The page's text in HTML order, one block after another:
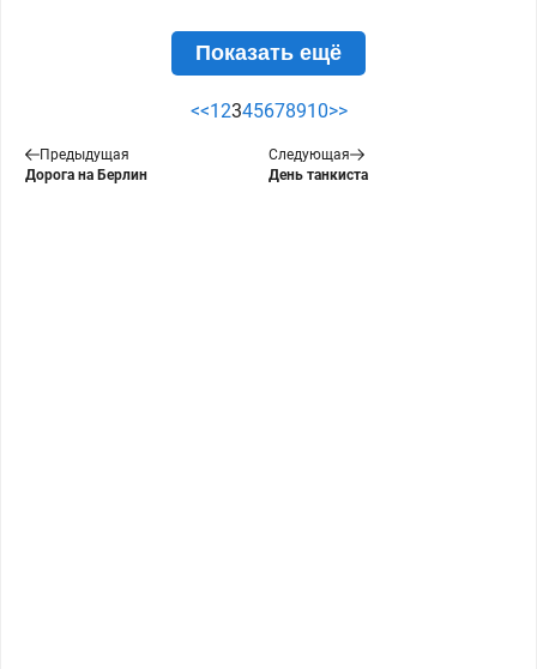
Показать ещё
<<12345678910>>
Предыдущая
Дорога на Берлин
Следующая
День танкиста